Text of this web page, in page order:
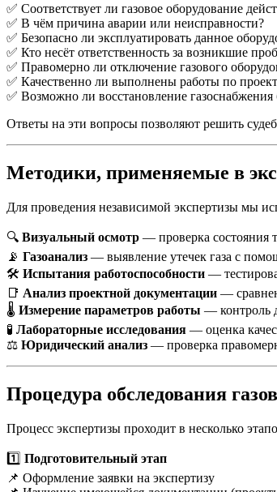
✅ Соответствует ли газовое оборудование
✅ В чём причина аварии или неисправности?
✅ Безопасно ли эксплуатировать данное
✅ Кто несёт ответственность за возникшие
✅ Правомерно ли отключение газового
✅ Качественно ли выполнены работы по
✅ Возможно ли восстановление газоснабжения
Ответы на эти вопросы позволяют решить
Методики, применяемые в
Для проведения независимой экспертизы мы
🔍 Визуальный осмотр — проверка состояния
📡 Газоанализ — выявление утечек газа с
🛠 Испытания работоспособности —
📑 Анализ проектной документации —
🌡 Измерение параметров работы — контроль
🧪 Лабораторные исследования — оценка
⚖ Юридический анализ — проверка
Процедура обследования
Процесс экспертизы проходит в несколько
1️⃣ Подготовительный этап
📌 Оформление заявки на экспертизу